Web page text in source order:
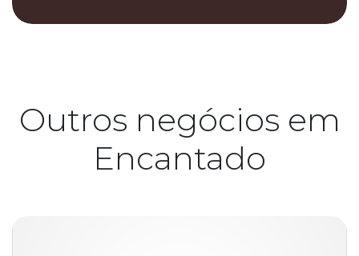
Outros negócios em
Encantado